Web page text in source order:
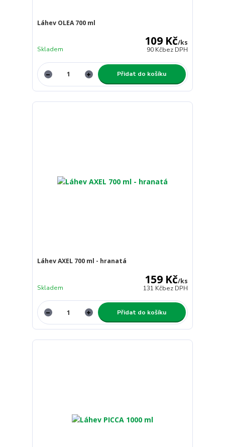
Láhev OLEA 700 ml
109 Kč/ks
90 Kčbez DPH
Skladem
Přidat do košíku
Láhev AXEL 700 ml - hranatá
159 Kč/ks
131 Kčbez DPH
Skladem
Přidat do košíku